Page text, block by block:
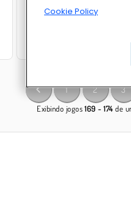
1 2 3
Exibindo jogos169 - 174 de
Cookie Policy